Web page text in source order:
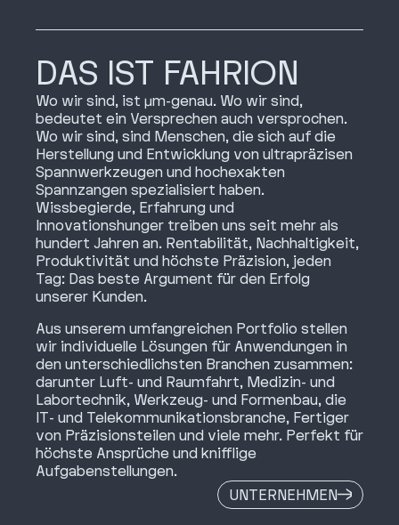
DAS IST FAHRION
Wo wir sind, ist μm-genau. Wo wir sind,
bedeutet ein Versprechen auch versprochen.
Wo wir sind, sind Menschen, die sich auf die
Herstellung und Entwicklung von ultrapräzisen
Spannwerkzeugen und hochexakten
Spannzangen spezialisiert haben.
Wissbegierde, Erfahrung und
Innovationshunger treiben uns seit mehr als
hundert Jahren an. Rentabilität, Nachhaltigkeit,
Produktivität und höchste Präzision, jeden
Tag: Das beste Argument für den Erfolg
unserer Kunden.
Aus unserem umfangreichen Portfolio stellen
wir individuelle Lösungen für Anwendungen in
den unterschiedlichsten Branchen zusammen:
darunter Luft- und Raumfahrt, Medizin- und
Labortechnik, Werkzeug- und Formenbau, die
IT- und Telekommunikationsbranche, Fertiger
von Präzisionsteilen und viele mehr. Perfekt für
höchste Ansprüche und knifflige
Aufgabenstellungen.
UNTERNEHMEN